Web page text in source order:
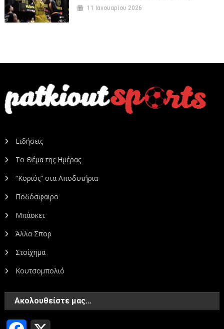
11 Ιανουαρίου 2026
Ειδήσεις
Το Θέμα της Ημέρας
“Κοριός” στα Αποδυτήρια
Ποδόσφαιρο
Μπάσκετ
Άλλα Σπορ
Στοίχημα
Κουτσομπολιό
Ακολουθείστε μας…